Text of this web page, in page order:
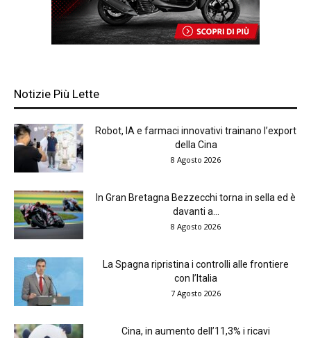
Notizie Più Lette
Robot, IA e farmaci innovativi trainano l’export
della Cina
8 Agosto 2026
In Gran Bretagna Bezzecchi torna in sella ed è
davanti a...
8 Agosto 2026
La Spagna ripristina i controlli alle frontiere
con l’Italia
7 Agosto 2026
Cina, in aumento dell’11,3% i ricavi